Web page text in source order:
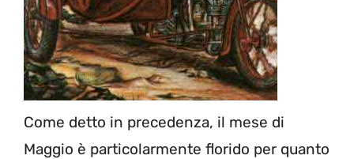
Come detto in precedenza, il mese di
Maggio è particolarmente florido per quanto